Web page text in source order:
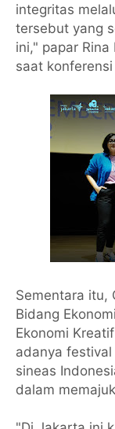
integritas
tersebut yang
ini," papar
saat
Sementara itu,
Bidang
Ekonomi
adanya
sineas
dalam